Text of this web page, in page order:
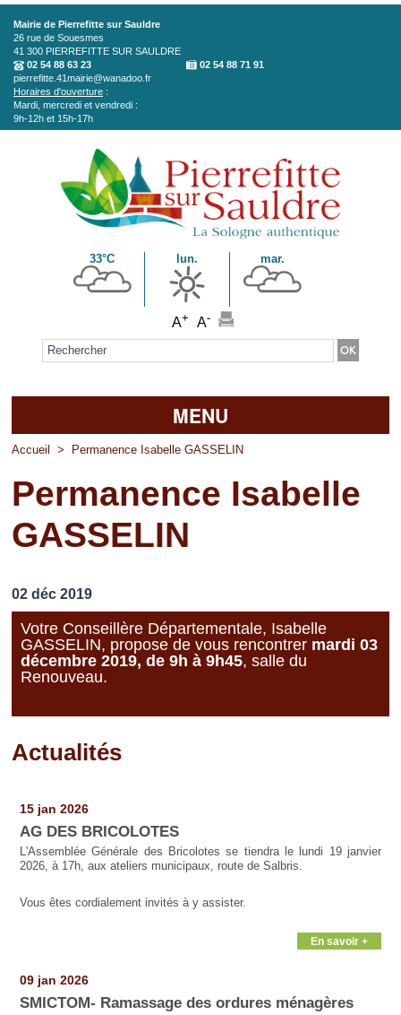
Aller au contenu principal
Mairie de Pierrefitte sur Sauldre
26 rue de Souesmes
41 300 PIERREFITTE SUR SAULDRE
02 54 88 63 23
02 54 88 71 91
pierrefitte.41mairie@wanadoo.fr
Horaires d'ouverture :
Mardi, mercredi et vendredi :
9h-12h et 15h-17h
33°C lun. mar.
A+ A-
Formulaire de recherche
MENU
Accueil
La mairie
Découvrir Pierrefitte
Vos professionnels
Loisirs
Accueil > Permanence Isabelle GASSELIN
Permanence Isabelle
GASSELIN
02 déc 2019
Votre Conseillère Départementale, Isabelle
GASSELIN, propose de vous rencontrer mardi 03
décembre 2019, de 9h à 9h45, salle du
Renouveau.
Actualités
15 jan 2026
AG DES BRICOLOTES
L'Assemblée Générale des Bricolotes se tiendra le lundi 19 janvier
2026, à 17h, aux ateliers municipaux, route de Salbris.
Vous êtes cordialement invités à y assister.
En savoir +
09 jan 2026
SMICTOM- Ramassage des ordures ménagères
Pages